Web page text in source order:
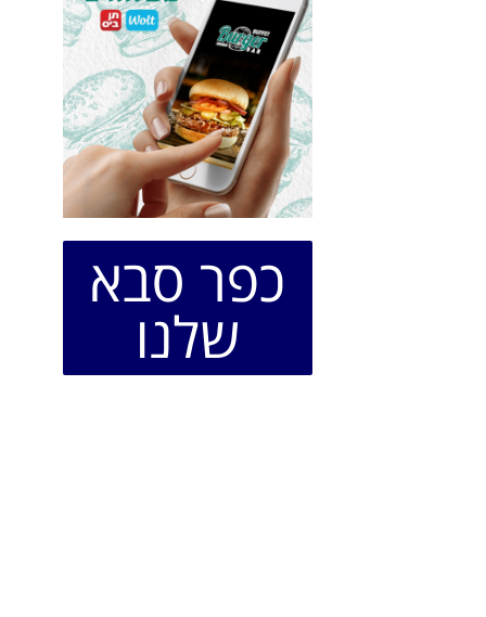
כפר סבא
שלנו